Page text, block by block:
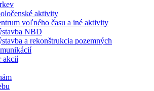
aktivity
voľného času a iné aktivity
NBD
a rekonštrukcia pozemných
akcií